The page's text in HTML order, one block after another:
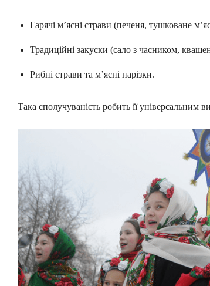
Гарячі м’ясні страви (печеня, тушковане
Традиційні закуски (сало з часником,
Рибні страви та м’ясні нарізки.
Така сполучуваність робить її універсальним